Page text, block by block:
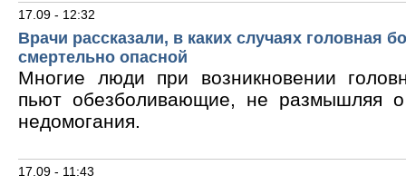
17.09 - 12:32
Врачи рассказали, в каких случаях головная
смертельно опасной
Многие люди при возникновении
пьют обезболивающие, не размышляя о
недомогания.
17.09 - 11:43